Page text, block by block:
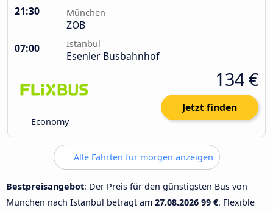
21:30 München
ZOB
07:00
Istanbul
Esenler Busbahnhof
Economy
134 €
Jetzt finden
Alle Fahrten für morgen anzeigen
Bestpreisangebot: Der Preis für den günstigsten Bus von
München nach Istanbul beträgt am 27.08.2026 99 €. Flexible